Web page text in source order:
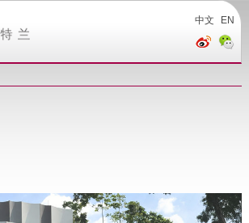
中文 EN